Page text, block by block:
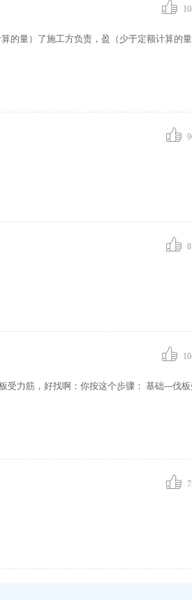
的量）了施工方负责，盈（少于定额计算的
力筋，好找啊：你按这个步骤： 基础---伐